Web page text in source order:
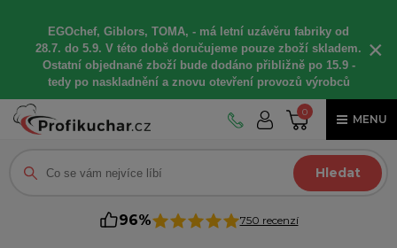
EGOchef, Giblors, TOMA, - má letní uzávěru fabriky od
28.7. do 5.9. V této době doručujeme pouze zboží skladem.
Ostatní objednané zboží bude dodáno přibližně po 15.9 -
tedy po naskladnění a znovu otevření provozů výrobců
×
0
MENU
Hledat
96% 750 recenzí